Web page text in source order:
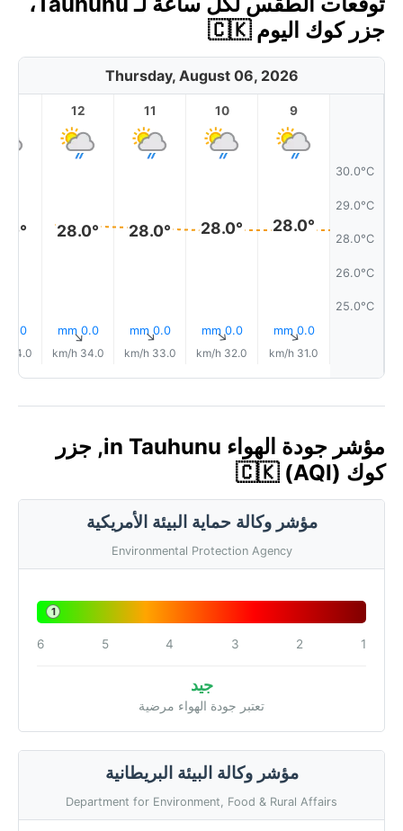
جزر كوك اليوم 🇨🇰
Thursday, August 06, 2026
30.0°C
29.0°C
28.0°C
26.0°C
25.0°C
9
28.0°
0.0 mm
↑
31.0 km/h
10
28.0°
0.0 mm
↑
32.0 km/h
11
28.0°
0.0 mm
↑
33.0 km/h
12
28.0°
0.0 mm
↑
34.0 km/h
0.0 mm
34.0 km/h
مؤشر جودة الهواء in Tauhunu, جزر
كوك 🇨🇰 (AQI)
مؤشر وكالة حماية البيئة الأمريكية
Environmental Protection Agency
1
1
2
3
4
5
6
جيد
تعتبر جودة الهواء مرضية
مؤشر وكالة البيئة البريطانية
Department for Environment, Food & Rural Affairs